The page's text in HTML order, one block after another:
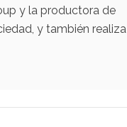
y la productora de
y también realiza